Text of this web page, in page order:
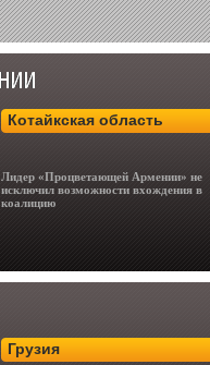
Котайкская область
Лидер «Процветающей Армении» не
исключил возможности вхождения в
коалицию
Грузия